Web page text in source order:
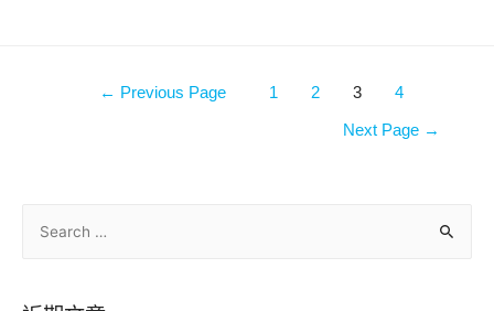
← Previous Page 1 2 3 4
Next Page →